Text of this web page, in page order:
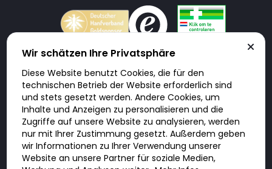
Doktorabc.com ist eine Vermittlungsplattform. Doktorabc ist ausdrücklich
keine Internetapotheke. Doktorabc bietet keine Medikamente oder
sonstige Produkte an oder liefert diese. Jegliche Informationen zu
Produkten, Medikamenten und Preisen auf der Internetseite beinhalten
kein Angebot von Doktorabc an Sie. Für die Einhaltung der in Ihrem Land
geltenden Gesetze und sonstigen Rechtsvorschriften sind Sie als Nutzer
selbst verantwortlich. Die Nutzung unseres Services auf Doktorabc durch
Sie erfolgt auf eigenes Risiko und in eigener Verantwortung. Sie erklären,
diese Internetseite aus eigener Initiative zu besuchen und zu nutzen.
Wir schätzen Ihre Privatsphäre
Diese Website benutzt Cookies, die für den
technischen Betrieb der Website erforderlich sind
und stets gesetzt werden. Andere Cookies, um
Inhalte und Anzeigen zu personalisieren und die
Zugriffe auf unsere Website zu analysieren, werden
nur mit Ihrer Zustimmung gesetzt. Außerdem geben
wir Informationen zu Ihrer Verwendung unserer
Website an unsere Partner für soziale Medien,